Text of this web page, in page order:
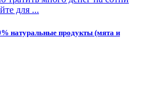
для ...
натуральные продукты (мята и